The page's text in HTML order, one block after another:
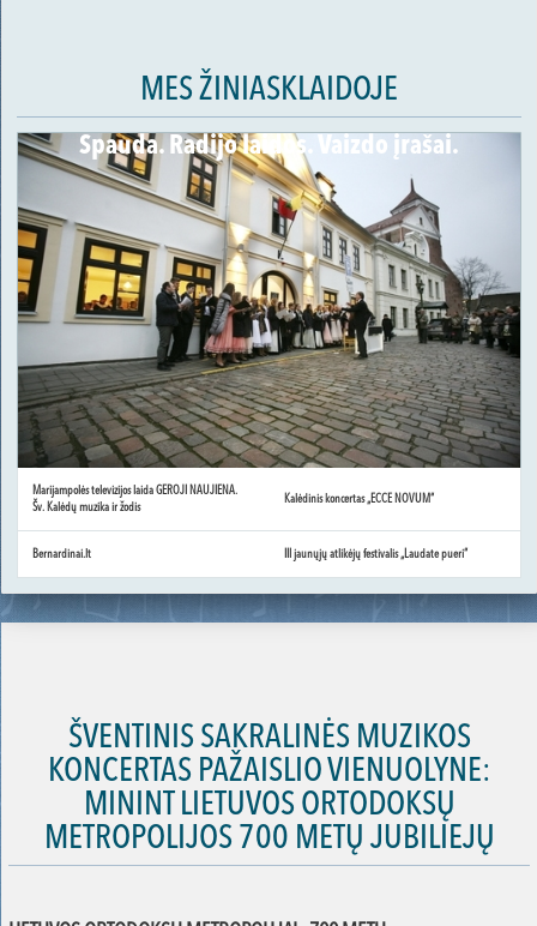
MES ŽINIASKLAIDOJE
Spauda. Radijo laidos. Vaizdo įrašai.
Marijampolės televizijos laida GEROJI NAUJIENA.
Šv. Kalėdų muzika ir žodis
Kalėdinis koncertas „ECCE NOVUM“
Bernardinai.lt III jaunųjų atlikėjų festivalis „Laudate pueri“
ŠVENTINIS SAKRALINĖS MUZIKOS
KONCERTAS PAŽAISLIO VIENUOLYNE:
MININT LIETUVOS ORTODOKSŲ
METROPOLIJOS 700 METŲ JUBILIEJŲ